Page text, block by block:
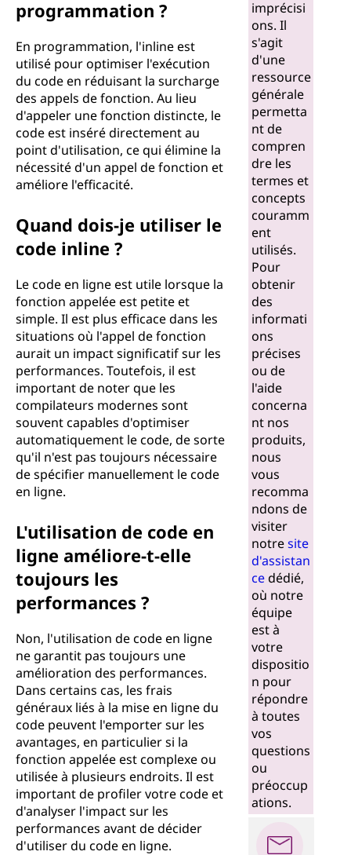
programmation ?
En programmation, l'inline est
utilisé pour optimiser l'exécution
du code en réduisant la surcharge
des appels de fonction. Au lieu
d'appeler une fonction distincte, le
code est inséré directement au
point d'utilisation, ce qui élimine la
nécessité d'un appel de fonction et
améliore l'efficacité.
Quand dois-je utiliser le
code inline ?
Le code en ligne est utile lorsque la
fonction appelée est petite et
simple. Il est plus efficace dans les
situations où l'appel de fonction
aurait un impact significatif sur les
performances. Toutefois, il est
important de noter que les
compilateurs modernes sont
souvent capables d'optimiser
automatiquement le code, de sorte
qu'il n'est pas toujours nécessaire
de spécifier manuellement le code
en ligne.
L'utilisation de code en
ligne améliore-t-elle
toujours les
performances ?
Non, l'utilisation de code en ligne
ne garantit pas toujours une
amélioration des performances.
Dans certains cas, les frais
généraux liés à la mise en ligne du
code peuvent l'emporter sur les
avantages, en particulier si la
fonction appelée est complexe ou
utilisée à plusieurs endroits. Il est
important de profiler votre code et
d'analyser l'impact sur les
performances avant de décider
d'utiliser du code en ligne.
imprécisi
ons. Il
s'agit
d'une
ressource
générale
permetta
nt de
compren
dre les
termes et
concepts
couramm
ent
utilisés.
Pour
obtenir
des
informati
ons
précises
ou de
l'aide
concerna
nt nos
produits,
nous
vous
recomma
ndons de
visiter
notresite
d'assistan
cedédié,
où notre
équipe
est à
votre
dispositio
n pour
répondre
à toutes
vos
questions
ou
préoccup
ations.